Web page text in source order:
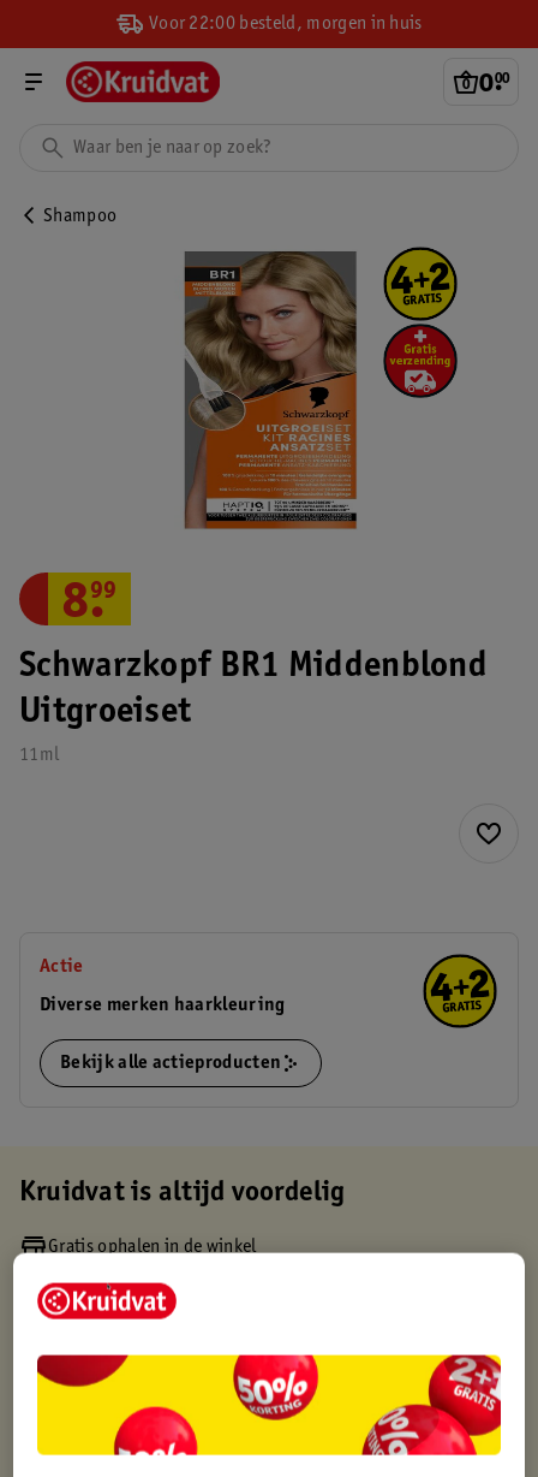
Voor 22:00 besteld, morgen in huis
0.
00
Shampoo
Schwarzkopf BR1 Middenblond
Uitgroeiset
11ml
8.
99
Actie
Diverse merken haarkleuring
Bekijk alle actieproducten
Kruidvat is altijd voordelig
Gratis ophalen in de winkel
Gratis thuisbezorgd vanaf 50.00
Gratis punten met je Kruidvat kaart